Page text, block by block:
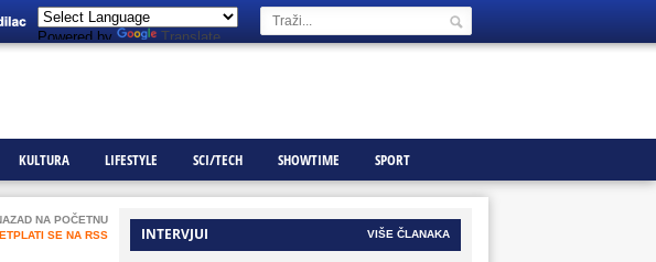
Powered by Translate
KULTURA LIFESTYLE SCI/TECH SHOWTIME SPORT
NA POČETNU
SE NA RSS INTERVJUI VIŠE ČLANAKA